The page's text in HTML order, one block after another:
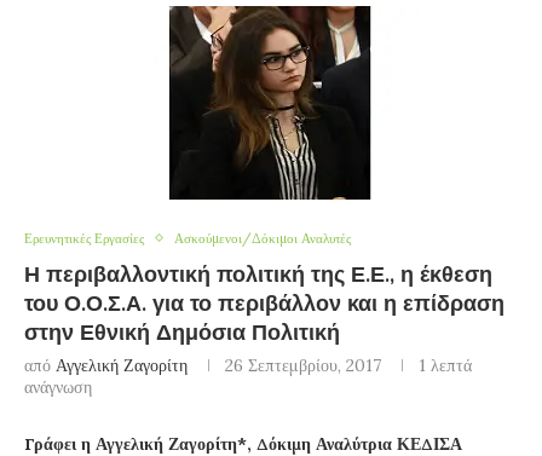
Ερευνητικές Εργασίες Ασκούμενοι/Δόκιμοι Αναλυτές
Η περιβαλλοντική πολιτική της Ε.Ε., η έκθεση
του Ο.Ο.Σ.Α. για το περιβάλλον και η επίδραση
στην Εθνική Δημόσια Πολιτική
από Αγγελική Ζαγορίτη 26 Σεπτεμβρίου, 2017
1 λεπτά
ανάγνωση
Γράφει η Αγγελική Ζαγορίτη*, Δόκιμη Αναλύτρια ΚΕΔΙΣΑ